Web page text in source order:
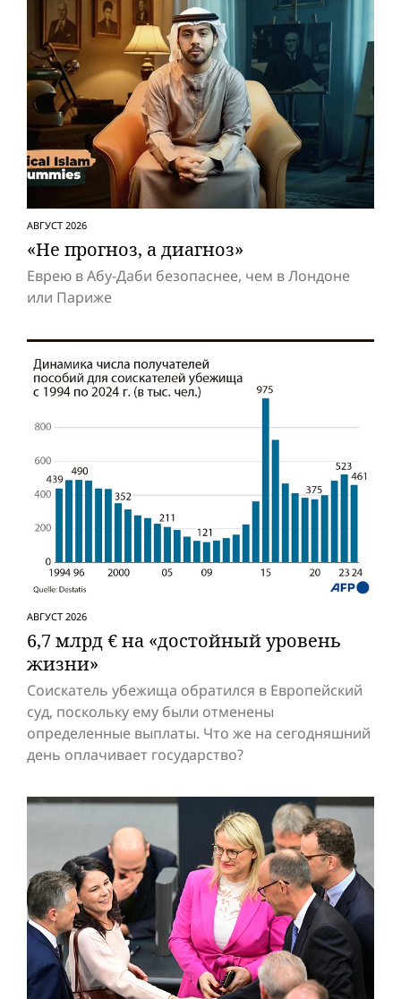
АВГУСТ 2026
«Не прогноз, а диагноз»
Еврею в Абу-Даби безопаснее, чем в Лондоне
или Париже
АВГУСТ 2026
6,7 млрд € на «достойный уровень
жизни»
Соискатель убежища обратился в Европейский
суд, поскольку ему были отменены
определенные выплаты. Что же на сегодняшний
день оплачивает государство?